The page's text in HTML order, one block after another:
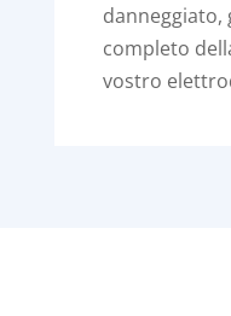
completo
vostro